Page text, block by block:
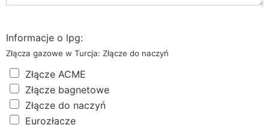
Informacje o lpg:
Złącza gazowe w Turcja: Złącze do naczyń
Złącze ACME
Złącze bagnetowe
Złącze do naczyń
Eurozłącze